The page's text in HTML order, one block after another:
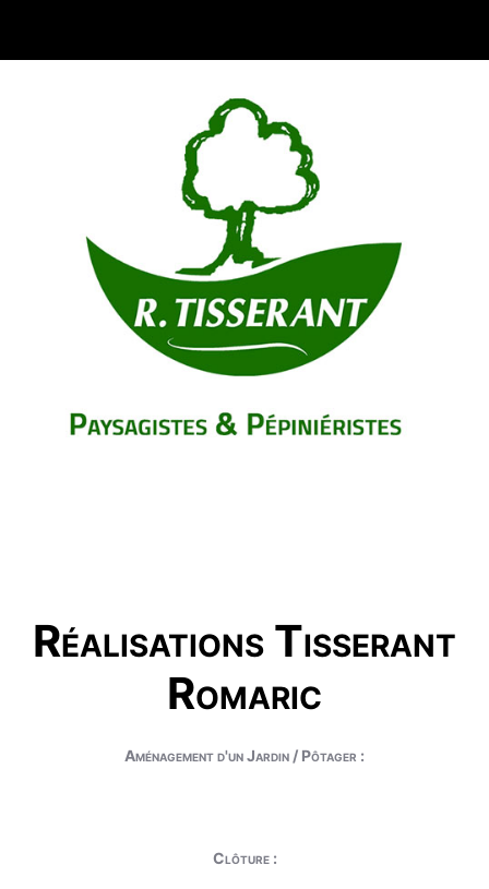
Réalisations Tisserant
Romaric
Aménagement d'un Jardin / Pôtager :
Clôture :